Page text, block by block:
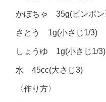
かぼちゃ 35g(ピンポン
さとう 1g(小さじ1/3)
しょうゆ 1g(小さじ1/3)
水 45cc(大さじ3)
〈作り方〉